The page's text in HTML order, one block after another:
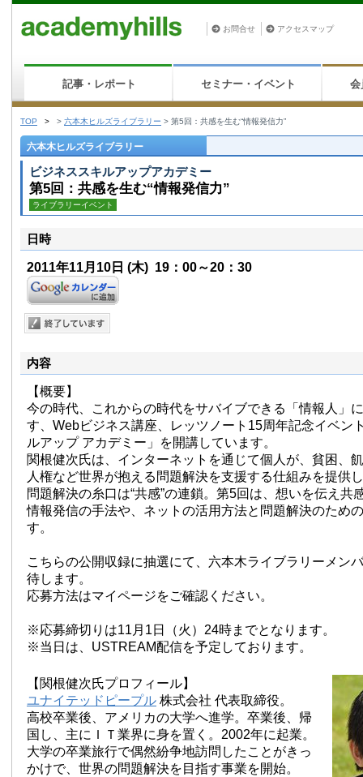
お問合せ アクセスマップ
記事・レポート セミナー・イベント 会
TOP > > 六本木ヒルズライブラリー > 第5回：共感を生む“情報発信力”
六本木ヒルズライブラリー
ビジネススキルアップアカデミー
第5回：共感を生む“情報発信力”
ライブラリーイベント
日時
2011年11月10日 (木) 19：00～20：30
内容
【概要】
今の時代、これからの時代をサバイブできる「情報人」
す、Webビジネス講座、レッツノート15周年記念イベン
ルアップ アカデミー」を開講しています。
関根健次氏は、インターネットを通じて個人が、貧困、
人権など世界が抱える問題解決を支援する仕組みを提供
問題解決の糸口は“共感”の連鎖。第5回は、想いを伝え共
情報発信の手法や、ネットの活用方法と問題解決のため
す。
こちらの公開収録に抽選にて、六本木ライブラリーメン
待します。
応募方法はマイページをご確認ください。
※応募締切りは11月1日（火）24時までとなります。
※当日は、USTREAM配信を予定しております。
【関根健次氏プロフィール】
ユナイテッドピープル 株式会社 代表取締役。
高校卒業後、アメリカの大学へ進学。卒業後、帰
国し、主にＩＴ業界に身を置く。2002年に起業。
大学の卒業旅行で偶然紛争地訪問したことがきっ
かけで、世界の問題解決を目指す事業を開始。